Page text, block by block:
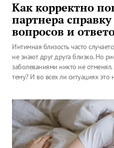
Как корректно
партнера
вопросов и
Интимная близость часто
не знают друг друга близко. Но
заболеваниями никто не
тему? И во всех ли ситуациях это